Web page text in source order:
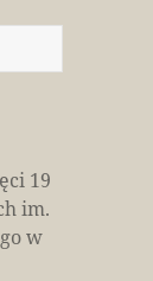
19
im.
w